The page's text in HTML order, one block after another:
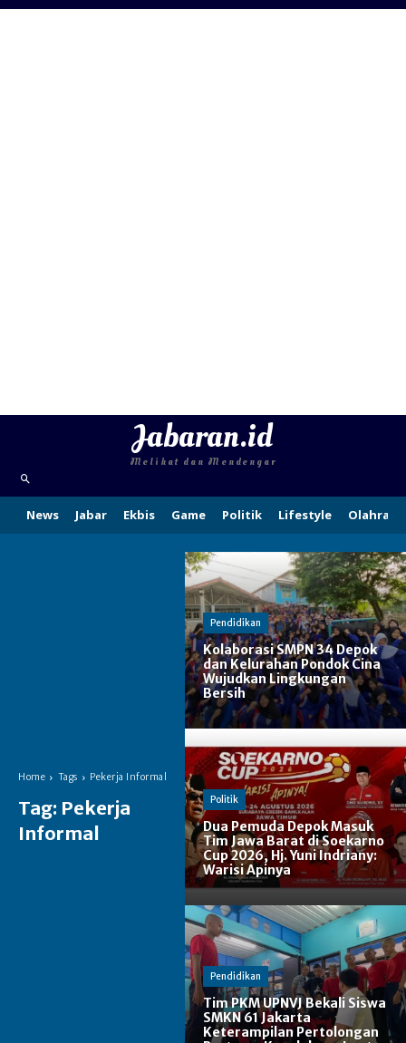
Jabaran.id
Melihat dan Mendengar
News Jabar Ekbis Game Politik Lifestyle Olahraga
Home Tags Pekerja Informal
Tag: Pekerja
Informal
Pendidikan
Kolaborasi SMPN 34 Depok
dan Kelurahan Pondok Cina
Wujudkan Lingkungan
Bersih
Politik
Dua Pemuda Depok Masuk
Tim Jawa Barat di Soekarno
Cup 2026, Hj. Yuni Indriany:
Warisi Apinya
Pendidikan
Tim PKM UPNVJ Bekali Siswa
SMKN 61 Jakarta
Keterampilan Pertolongan